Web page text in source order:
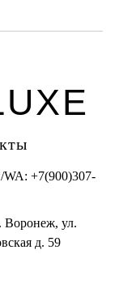
WA: +7(900)307-
Воронеж, ул.
д. 59